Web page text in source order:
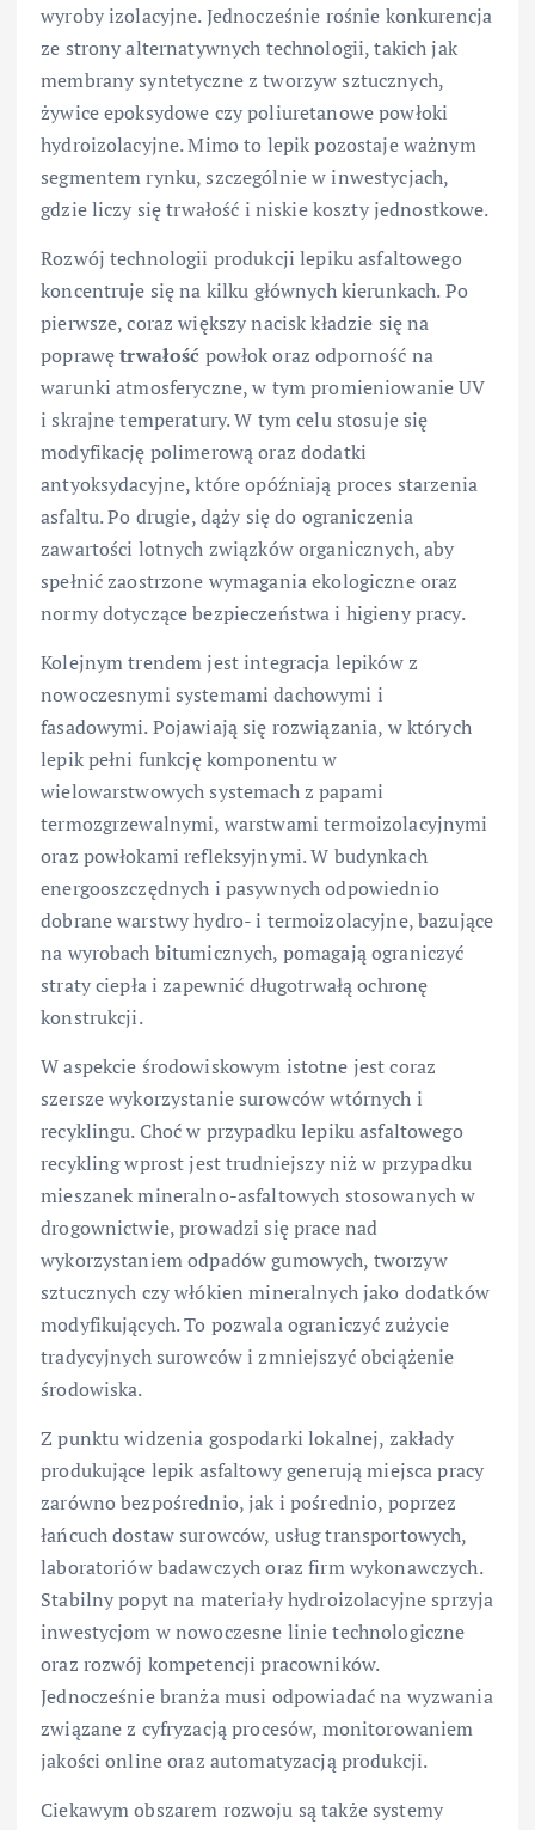
wyroby izolacyjne. Jednocześnie rośnie konkurencja
ze strony alternatywnych technologii, takich jak
membrany syntetyczne z tworzyw sztucznych,
żywice epoksydowe czy poliuretanowe powłoki
hydroizolacyjne. Mimo to lepik pozostaje ważnym
segmentem rynku, szczególnie w inwestycjach,
gdzie liczy się trwałość i niskie koszty jednostkowe.
Rozwój technologii produkcji lepiku asfaltowego
koncentruje się na kilku głównych kierunkach. Po
pierwsze, coraz większy nacisk kładzie się na
poprawętrwałość powłok oraz odporność na
warunki atmosferyczne, w tym promieniowanie UV
i skrajne temperatury. W tym celu stosuje się
modyfikację polimerową oraz dodatki
antyoksydacyjne, które opóźniają proces starzenia
asfaltu. Po drugie, dąży się do ograniczenia
zawartości lotnych związków organicznych, aby
spełnić zaostrzone wymagania ekologiczne oraz
normy dotyczące bezpieczeństwa i higieny pracy.
Kolejnym trendem jest integracja lepików z
nowoczesnymi systemami dachowymi i
fasadowymi. Pojawiają się rozwiązania, w których
lepik pełni funkcję komponentu w
wielowarstwowych systemach z papami
termozgrzewalnymi, warstwami termoizolacyjnymi
oraz powłokami refleksyjnymi. W budynkach
energooszczędnych i pasywnych odpowiednio
dobrane warstwy hydro- i termoizolacyjne, bazujące
na wyrobach bitumicznych, pomagają ograniczyć
straty ciepła i zapewnić długotrwałą ochronę
konstrukcji.
W aspekcie środowiskowym istotne jest coraz
szersze wykorzystanie surowców wtórnych i
recyklingu. Choć w przypadku lepiku asfaltowego
recykling wprost jest trudniejszy niż w przypadku
mieszanek mineralno-asfaltowych stosowanych w
drogownictwie, prowadzi się prace nad
wykorzystaniem odpadów gumowych, tworzyw
sztucznych czy włókien mineralnych jako dodatków
modyfikujących. To pozwala ograniczyć zużycie
tradycyjnych surowców i zmniejszyć obciążenie
środowiska.
Z punktu widzenia gospodarki lokalnej, zakłady
produkujące lepik asfaltowy generują miejsca pracy
zarówno bezpośrednio, jak i pośrednio, poprzez
łańcuch dostaw surowców, usług transportowych,
laboratoriów badawczych oraz firm wykonawczych.
Stabilny popyt na materiały hydroizolacyjne sprzyja
inwestycjom w nowoczesne linie technologiczne
oraz rozwój kompetencji pracowników.
Jednocześnie branża musi odpowiadać na wyzwania
związane z cyfryzacją procesów, monitorowaniem
jakości online oraz automatyzacją produkcji.
Ciekawym obszarem rozwoju są także systemy